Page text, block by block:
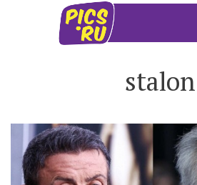
stalon